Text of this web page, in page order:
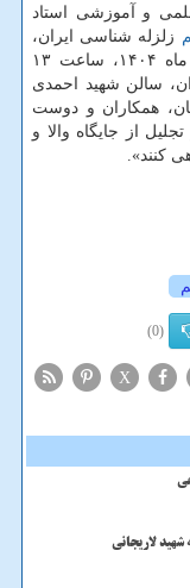
و آموزشی استاد
زلزله شناسی ایران،
مراسم بزرگداشتی روز دوشنبه، ۱۹ خرداد ماه ۱۴۰۴، ساعت ۱۳
سالن شهید احمدی
همکاران و دوست
از جایگاه والا و
کنند».
(0)
X
لاریجانی